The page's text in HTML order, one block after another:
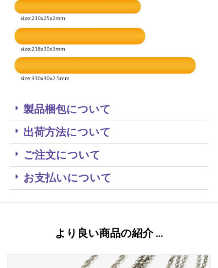
製品梱包について
出荷方法について
ご注文について
お支払いについて
より良い商品の紹介 …